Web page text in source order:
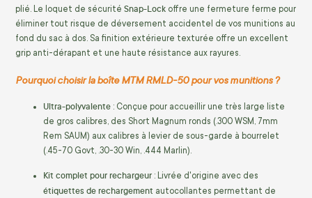
plié. Le loquet de sécurité Snap-Lock offre une fermeture ferme pour
éliminer tout risque de déversement accidentel de vos munitions au
fond du sac à dos. Sa finition extérieure texturée offre un excellent
grip anti-dérapant et une haute résistance aux rayures.
Pourquoi choisir la boîte MTM RMLD-50 pour vos munitions ?
Ultra-polyvalente : Conçue pour accueillir une très large liste
de gros calibres, des Short Magnum ronds (.300 WSM, 7mm
Rem SAUM) aux calibres à levier de sous-garde à bourrelet
(.45-70 Govt, .30-30 Win, .444 Marlin).
Kit complet pour rechargeur : Livrée d'origine avec des
étiquettes de rechargement autocollantes permettant de